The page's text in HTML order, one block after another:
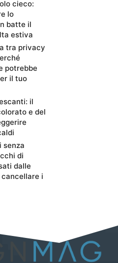
cieco:
lo
batte il
estiva
tra privacy
potrebbe
il tuo
il
e del
senza
di
dalle
cancellare i